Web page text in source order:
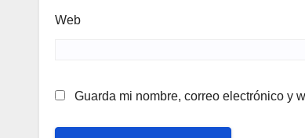
Web
Guarda mi nombre, correo electrónico y